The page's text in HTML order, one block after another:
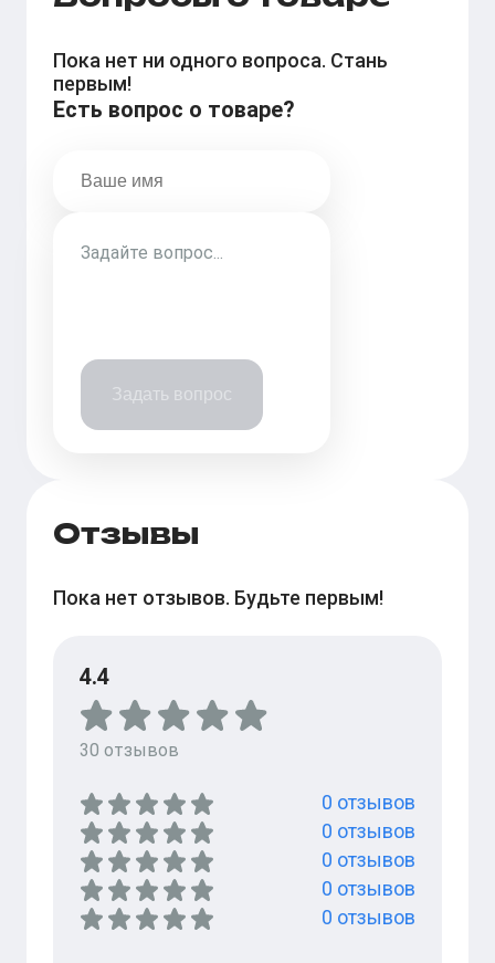
Пока нет ни одного вопроса. Стань
первым!
Есть вопрос о товаре?
Задать вопрос
Отзывы
Пока нет отзывов. Будьте первым!
4.4
30 отзывов
0 отзывов
0 отзывов
0 отзывов
0 отзывов
0 отзывов